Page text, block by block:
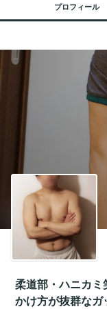
プロフィール
柔道部・ハニカ
かけ方が抜群な